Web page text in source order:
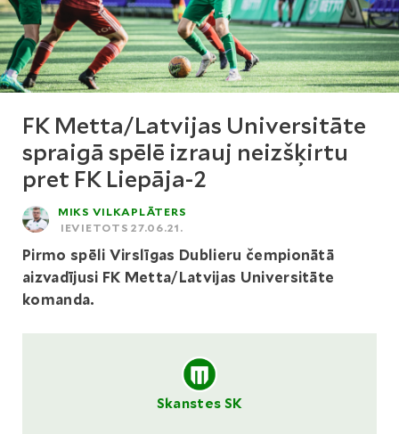
FK Metta/Latvijas Universitāte
spraigā spēlē izrauj neizšķirtu
pret FK Liepāja-2
MIKS VILKAPLĀTERS
IEVIETOTS 27.06.21.
Pirmo spēli Virslīgas Dublieru čempionātā
aizvadījusi FK Metta/Latvijas Universitāte
komanda.
Skanstes SK